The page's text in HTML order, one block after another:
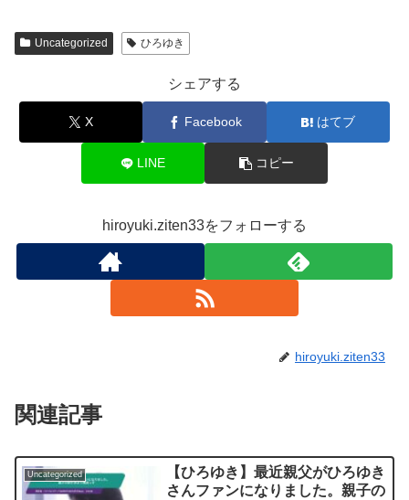
Uncategorized ひろゆき
シェアする
X Facebook はてブ
LINE コピー
hiroyuki.ziten33をフォローする
hiroyuki.ziten33
関連記事
Uncategorized
【ひろゆき】最近親父がひろゆき
さんファンになりました。親子の